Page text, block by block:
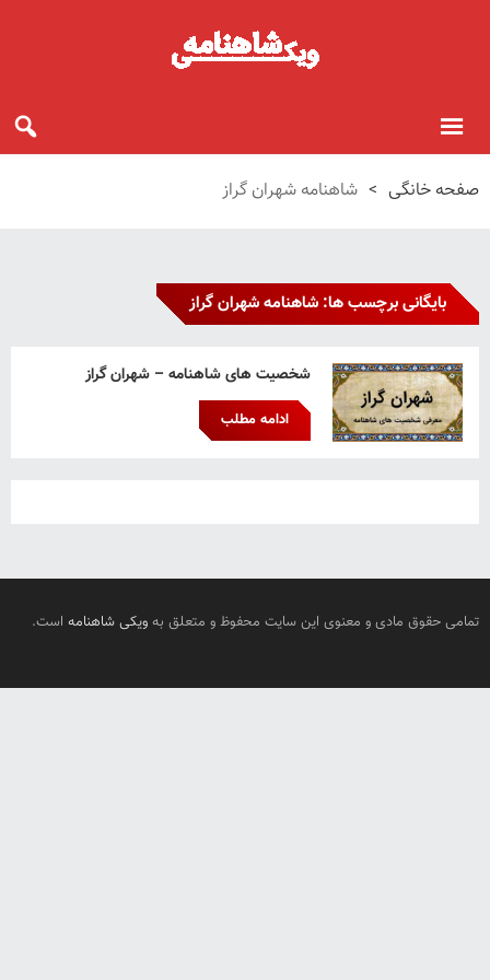
صفحه خانگی > شاهنامه شهران گراز
بایگانی برچسب ها: شاهنامه شهران گراز
شخصیت های شاهنامه – شهران گراز
ادامه مطلب
تمامی حقوق مادی و معنوی این سایت محفوظ و متعلق به ویکی شاهنامه است.